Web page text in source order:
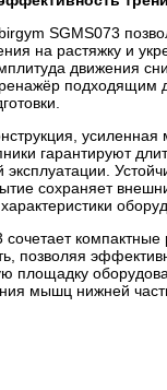
SGMS073
на растяжку и
движения
подходящим
гарантируют
эксплуатации.
сохраняет
сочетает
позволяя
площадку
мышц нижней